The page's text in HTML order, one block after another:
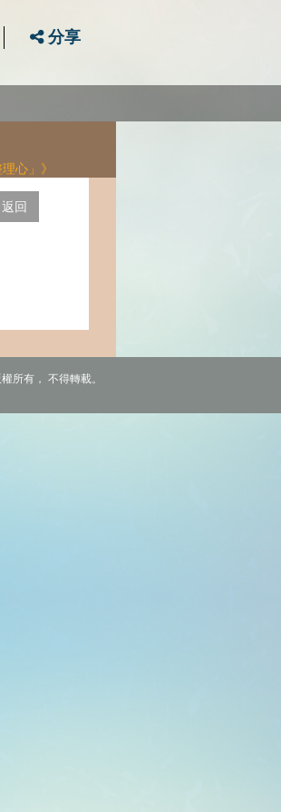
分享
心」》
返回
所有， 不得轉載。